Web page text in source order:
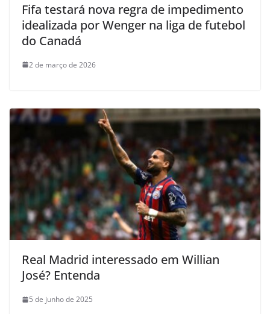
Fifa testará nova regra de impedimento
idealizada por Wenger na liga de futebol
do Canadá
2 de março de 2026
Real Madrid interessado em Willian
José? Entenda
5 de junho de 2025